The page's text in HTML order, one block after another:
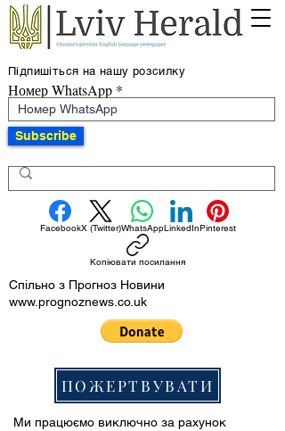
Підпишіться на нашу розсилку
Номер WhatsApp
Subscribe
FacebookX (Twitter)WhatsAppLinkedInPinterest
Копіювати посилання
Спільно з Прогноз Новини
www.prognoznews.co.uk
ПОЖЕРТВУВАТИ
Ми працюємо виключно за рахунок